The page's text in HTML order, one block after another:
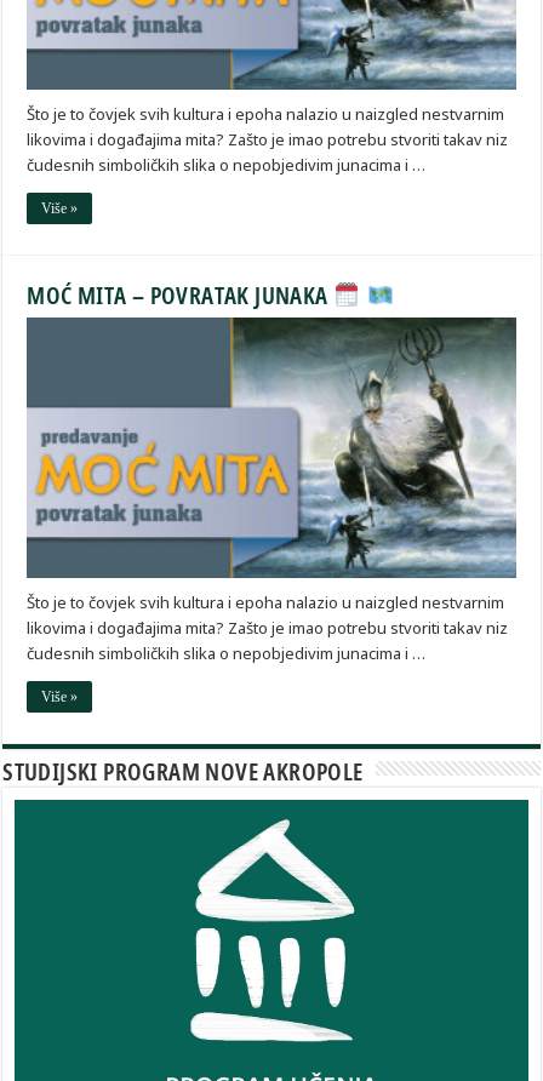
Što je to čovjek svih kultura i epoha nalazio u naizgled nestvarnim
likovima i događajima mita? Zašto je imao potrebu stvoriti takav niz
čudesnih simboličkih slika o nepobjedivim junacima i …
Više »
MOĆ MITA – POVRATAK JUNAKA
Što je to čovjek svih kultura i epoha nalazio u naizgled nestvarnim
likovima i događajima mita? Zašto je imao potrebu stvoriti takav niz
čudesnih simboličkih slika o nepobjedivim junacima i …
Više »
STUDIJSKI PROGRAM NOVE AKROPOLE